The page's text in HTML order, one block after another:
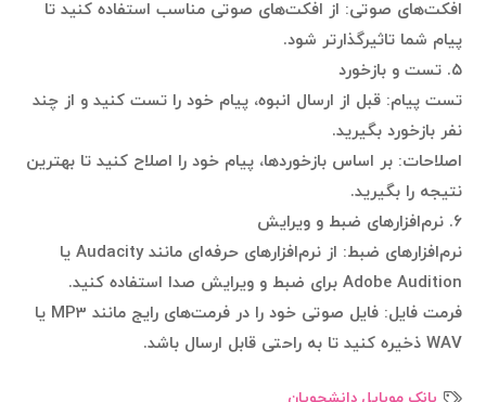
افکت‌های صوتی: از افکت‌های صوتی مناسب استفاده کنید تا
پیام شما تاثیرگذارتر شود.
۵. تست و بازخورد
تست پیام: قبل از ارسال انبوه، پیام خود را تست کنید و از چند
نفر بازخورد بگیرید.
اصلاحات: بر اساس بازخوردها، پیام خود را اصلاح کنید تا بهترین
نتیجه را بگیرید.
۶. نرم‌افزارهای ضبط و ویرایش
نرم‌افزارهای ضبط: از نرم‌افزارهای حرفه‌ای مانند Audacity یا
Adobe Audition برای ضبط و ویرایش صدا استفاده کنید.
فرمت فایل: فایل صوتی خود را در فرمت‌های رایج مانند MP3 یا
WAV ذخیره کنید تا به راحتی قابل ارسال باشد.